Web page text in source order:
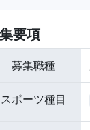
要項
募集職種
スポーツ種目